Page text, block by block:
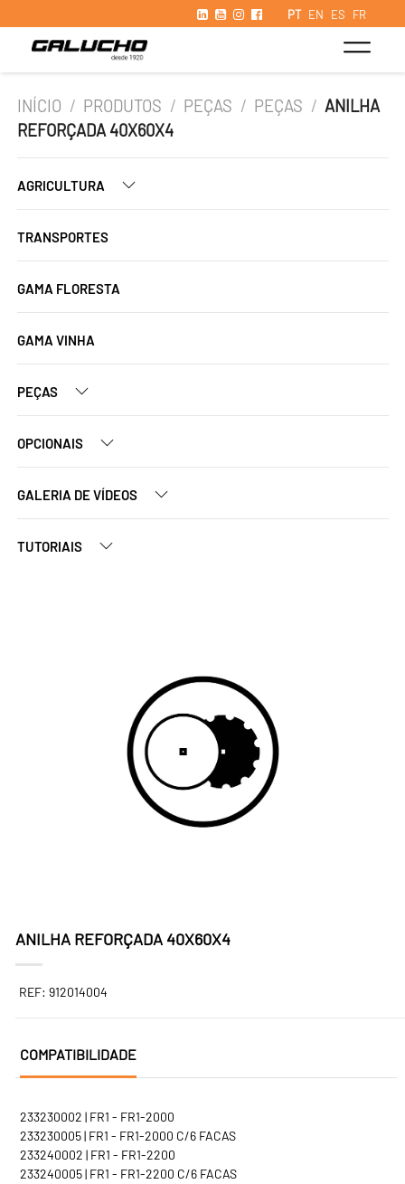
PT EN ES FR
INÍCIO / PRODUTOS / PEÇAS / PEÇAS / ANILHA
REFORÇADA 40X60X4
AGRICULTURA
TRANSPORTES
GAMA FLORESTA
GAMA VINHA
PEÇAS
OPCIONAIS
GALERIA DE VÍDEOS
TUTORIAIS
ANILHA REFORÇADA 40X60X4
REF: 912014004
COMPATIBILIDADE
233230002 | FR1 - FR1-2000
233230005 | FR1 - FR1-2000 C/6 FACAS
233240002 | FR1 - FR1-2200
233240005 | FR1 - FR1-2200 C/6 FACAS